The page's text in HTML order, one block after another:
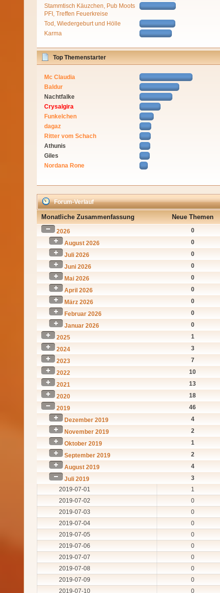
Stammtisch Käuzchen, Pub Moots
PFI, Treffen Feuerkreise
Tod, Wiedergeburt und Hölle
Karma
Top Themenstarter
Mc Claudia
Baldur
Nachtfalke
Crysalgira
Funkelchen
dagaz
Ritter vom Schach
Athunis
Giles
Nordana Rone
Forum-Verlauf
Monatliche Zusammenfassung Neue Themen
2026
0
August 2026
0
Juli 2026
0
Juni 2026
0
Mai 2026
0
April 2026
0
März 2026
0
Februar 2026
0
Januar 2026
0
2025
1
2024
3
2023
7
2022
10
2021
13
2020
18
2019
46
Dezember 2019
4
November 2019
2
Oktober 2019
1
September 2019
2
August 2019
4
Juli 2019
3
2019-07-01
1
2019-07-02
0
2019-07-03
0
2019-07-04
0
2019-07-05
0
2019-07-06
0
2019-07-07
0
2019-07-08
0
2019-07-09
0
2019-07-10
0